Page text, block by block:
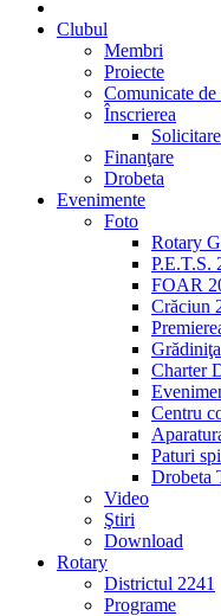
Clubul
Membri
Proiecte
Comunicate de
Înscrierea
Solicitare
Finanţare
Drobeta
Evenimente
Foto
Rotary
P.E.T.S.
FOAR
Crăciun
Charter
Centru
Paturi
Drobeta
Video
Ştiri
Download
Rotary
Districtul 2241
Programe